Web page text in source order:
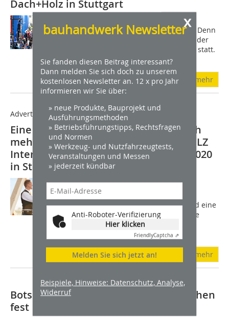
x
bauhandwerk Newsletter
Sie fanden diesen Beitrag interessant?
Dann melden Sie sich doch zu unserem
kostenlosen Newsletter an. 12 x pro Jahr
informieren wir Sie über:
» neue Produkte, Bauprojekt und
Ausführungsmethoden
» Betriebsführungstipps, Rechtsfragen
und Normen
» Werkzeug- und Nutzfahrzeugtests,
Veranstaltungen und Messen
» jederzeit kündbar
Anti-Roboter-Verifizierung
Hier klicken
FriendlyCaptcha ⇗
Melden Sie sich jetzt an!
Beispiele, Hinweise: Datenschutz, Analyse,
Widerruf
Dach+Holz in Stuttgart
Stuttgart wird vom 5. bis 8. März zum
Zentrum der Dach- und Holzbranche. Denn
turnusgemäß findet die Dach+Holz in der
baden-württembergischen Metropole statt.
In sechs Hallen und auf 75?000...
mehr
Advertorial / Anzeige
Eine Halle mehr, neue Foren und noch
mehr Wissenstransfer: Die DACH+HOLZ
International vom 28. bis 31. Januar 2020
in Stuttgart
Mehr Austauschmöglichkeiten, mehr
Erlebnischarakter, ein
branchenübergreifendes Angebot und eine
optimierte Besucherführung: Die neue
Hallenstruktur und der Branchen-Mix
sorgen für eine deutlich...
mehr
Botschafter der Messe Dach+Holz stehen
fest